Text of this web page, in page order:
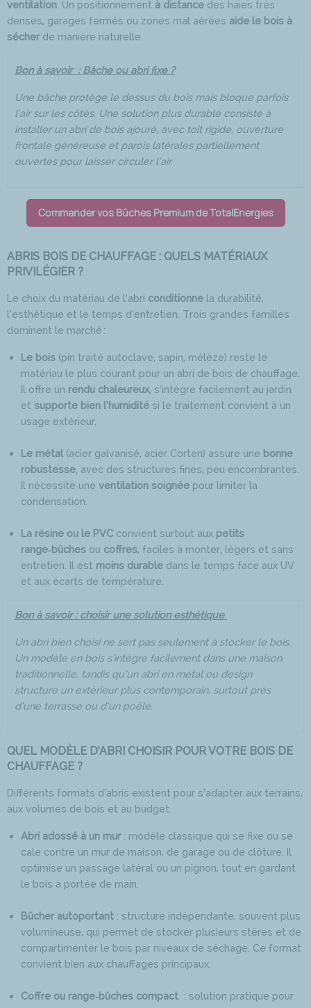
ventilation . Un positionnement à distance des haies très
denses, garages fermés ou zones mal aérées aide le bois à
sécher de manière naturelle.
Bon à savoir : Bâche ou abri fixe ?
Une bâche protège le dessus du bois mais bloque parfois
l’air sur les côtés. Une solution plus durable consiste à
installer un abri de bois ajouré, avec toit rigide, ouverture
frontale généreuse et parois latérales partiellement
ouvertes pour laisser circuler l’air.
Commander vos Bûches Premium de TotalEnergies
ABRIS BOIS DE CHAUFFAGE : QUELS MATÉRIAUX
PRIVILÉGIER ?
Le choix du matériau de l’abri conditionne la durabilité,
l’esthétique et le temps d’entretien. Trois grandes familles
dominent le marché :
Le bois (pin traité autoclave, sapin, mélèze) reste le
matériau le plus courant pour un abri de bois de chauffage.
Il offre un rendu chaleureux, s’intègre facilement au jardin
et supporte bien l’humidité si le traitement convient à un
usage extérieur.
Le métal (acier galvanisé, acier Corten) assure une bonne
robustesse, avec des structures fines, peu encombrantes.
Il nécessite une ventilation soignée pour limiter la
condensation.
La résine ou le PVC convient surtout aux petits
range‑bûches ou coffres, faciles à monter, légers et sans
entretien. Il est moins durable dans le temps face aux UV
et aux écarts de température.
Bon à savoir : choisir une solution esthétique
Un abri bien choisi ne sert pas seulement à stocker le bois.
Un modèle en bois s’intègre facilement dans une maison
traditionnelle, tandis qu’un abri en métal ou design
structure un extérieur plus contemporain, surtout près
d’une terrasse ou d’un poêle.
QUEL MODÈLE D’ABRI CHOISIR POUR VOTRE BOIS DE
CHAUFFAGE ?
Différents formats d’abris existent pour s’adapter aux terrains,
aux volumes de bois et au budget.
Abri adossé à un mur : modèle classique qui se fixe ou se
cale contre un mur de maison, de garage ou de clôture. Il
optimise un passage latéral ou un pignon, tout en gardant
le bois à portée de main.
Bûcher autoportant : structure indépendante, souvent plus
volumineuse, qui permet de stocker plusieurs stères et de
compartimenter le bois par niveaux de séchage. Ce format
convient bien aux chauffages principaux.
Coffre ou range‑bûches compact : solution pratique pour